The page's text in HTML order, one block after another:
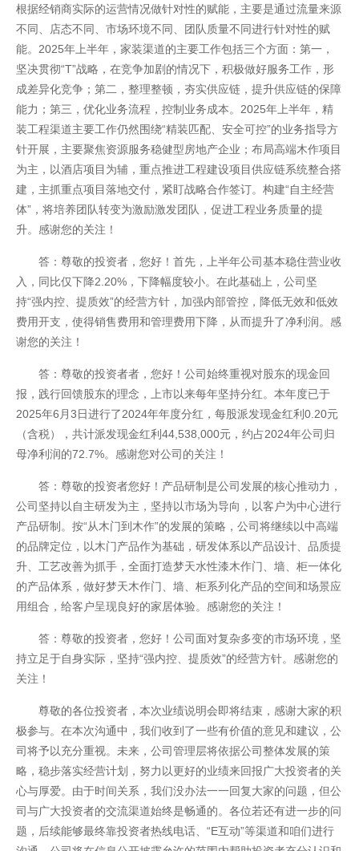
开云全站安全
开云全站体验棒
根据经销商实际的运营情况做针对性的赋能，主要是通过流量来源
不同、店态不同、市场环境不同、团队质量不同进行针对性的赋
能。2025年上半年，家装渠道的主要工作包括三个方面：第一，
坚决贯彻“T”战略，在竞争加剧的情况下，积极做好服务工作，形
成差异化竞争；第二，整理整顿，夯实供应链，提升供应链的保障
能力；第三，优化业务流程，控制业务成本。2025年上半年，精
装工程渠道主要工作仍然围绕“精装匹配、安全可控”的业务指导方
针开展，主要聚焦资源服务稳健型房地产企业；布局高端木作项目
为主，以酒店项目为辅，重点推进工程建设项目供应链系统整合搭
建，主抓重点项目落地交付，紧盯战略合作签订。构建“自主经营
体”，将培养团队转变为激励激发团队，促进工程业务质量的提
升。感谢您的关注！
答：尊敬的投资者，您好！首先，上半年公司基本稳住营业收
入，同比仅下降2.20%，下降幅度较小。在此基础上，公司坚
持“强内控、提质效”的经营方针，加强内部管控，降低无效和低效
费用开支，使得销售费用和管理费用下降，从而提升了净利润。感
谢您的关注！
答：尊敬的投资者者，您好！公司始终重视对股东的现金回
报，践行回馈股东的理念，上市以来每年坚持分红。本年度已于
2025年6月3日进行了2024年年度分红，每股派发现金红利0.20元
（含税），共计派发现金红利44,538,000元，约占2024年公司归
母净利润的72.7%。感谢您对公司的关注！
答：尊敬的投资者您好！产品研制是公司发展的核心推动力，
公司坚持以自主研发为主，坚持以市场为导向，以客户为中心进行
产品研制。按“从木门到木作”的发展的策略，公司将继续以中高端
的品牌定位，以木门产品作为基础，研发体系以产品设计、品质提
升、工艺改善为抓手，全面打造梦天水性漆木作门、墙、柜一体化
的产品体系，做好梦天木作门、墙、柜系列化产品的空间和场景应
用组合，给客户呈现良好的家居体验。感谢您的关注！
答：尊敬的投资者，您好！公司面对复杂多变的市场环境，坚
持立足于自身实际，坚持“强内控、提质效”的经营方针。感谢您的
关注！
尊敬的各位投资者，本次业绩说明会即将结束，感谢大家的积
极参与。在本次沟通中，我们收到了一些有价值的意见和建议，公
司将予以充分重视。未来，公司管理层将依据公司整体发展的策
略，稳步落实经营计划，努力以更好的业绩来回报广大投资者的关
心与厚爱。由于时间关系，我们没办法一一回复大家的问题，但公
司与广大投资者的交流渠道始终是畅通的。各位若还有进一步的问
题，后续能够最终靠投资者热线电话、“E互动”等渠道和咱们进行